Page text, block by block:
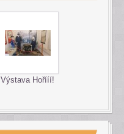
Výstava Hořííí!